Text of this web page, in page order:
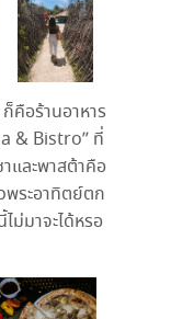
คือร้านอาหาร
& Bistro” ที่
และพาสต้าคือ
พระอาทิตย์ตก
ม่มาจะได้หรอ